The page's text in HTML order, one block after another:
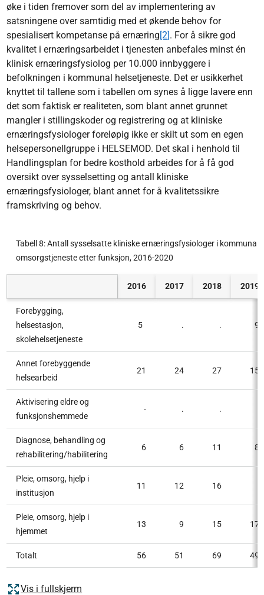
øke i tiden fremover som del av implementering av
satsningene over samtidig med et økende behov for
spesialisert kompetanse på ernæring[2]. For å sikre god
kvalitet i ernæringsarbeidet i tjenesten anbefales minst én
klinisk ernæringsfysiolog per 10.000 innbyggere i
befolkningen i kommunal helsetjeneste. Det er usikkerhet
knyttet til tallene som i tabellen om synes å ligge lavere enn
det som faktisk er realiteten, som blant annet grunnet
mangler i stillingskoder og registrering og at kliniske
ernæringsfysiologer foreløpig ikke er skilt ut som en egen
helsepersonellgruppe i HELSEMOD. Det skal i henhold til
Handlingsplan for bedre kosthold arbeides for å få god
oversikt over sysselsetting og antall kliniske
ernæringsfysiologer, blant annet for å kvalitetssikre
framskriving og behov.
Tabell 8: Antall sysselsatte kliniske ernæringsfysiologer i kommunal
omsorgstjeneste etter funksjon, 2016-2020
2016 2017 2018 2019
Forebygging,
helsestasjon,
skolehelsetjeneste
5 . . 9
Annet forebyggende
helsearbeid
21 24 27 15
Aktivisering eldre og
funksjonshemmede
- . .
Diagnose, behandling og
rehabilitering/habilitering
6 6 11 8
Pleie, omsorg, hjelp i
institusjon
11 12 16
Pleie, omsorg, hjelp i
hjemmet
13 9 15 17
Totalt 56 51 69 49
Vis i fullskjerm